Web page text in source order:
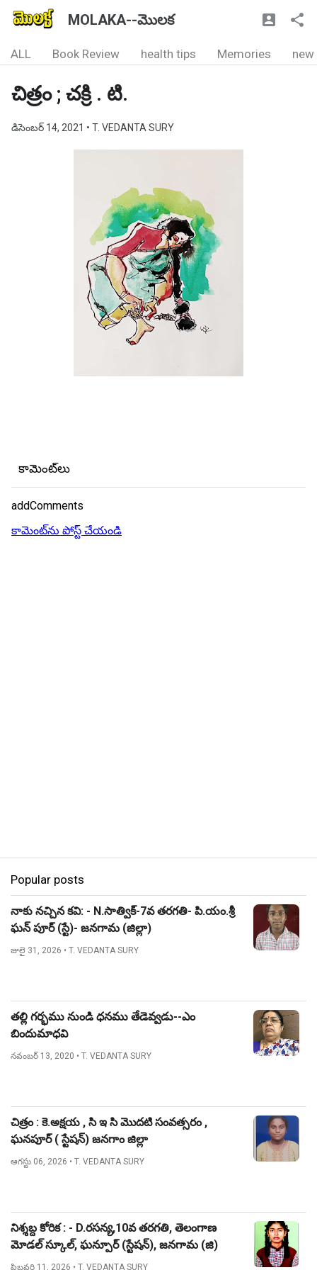
MOLAKA--మొలక
ALL Book Review health tips Memories new
చిత్రం ; చక్రి . టి.
డిసెంబర్ 14, 2021 • T. VEDANTA SURY
కామెంట్‌లు
addComments
కామెంట్‌ను పోస్ట్ చేయండి
Popular posts
నాకు నచ్చిన కవి: - N.సాత్విక్-7వ తరగతి- పి.యం.శ్రీ
ఘన్ పూర్ (స్టే)- జనగామ (జిల్లా)
జులై 31, 2026 • T. VEDANTA SURY
తల్లి గర్భము నుండి ధనము తేడెవ్వడు--ఎం
బిందుమాధవి
నవంబర్ 13, 2020 • T. VEDANTA SURY
చిత్రం : కె.అక్షయ , సి ఇ సి మొదటి సంవత్సరం ,
ఘనపూర్ ( స్టేషన్) జనగాం జిల్లా
ఆగస్టు 06, 2026 • T. VEDANTA SURY
నిశ్శబ్ద కోరిక : - D.రసన్య,10వ తరగతి, తెలంగాణ
మోడల్ స్కూల్, ఘన్పూర్ (స్టేషన్), జనగామ (జి)
ఫిబ్రవరి 11, 2026 • T. VEDANTA SURY